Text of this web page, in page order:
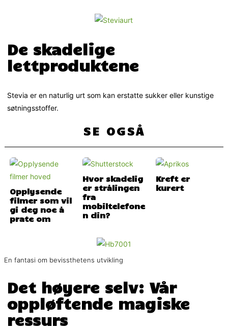
De skadelige
lettproduktene
Stevia er en naturlig urt som kan erstatte sukker eller kunstige
søtningsstoffer.
SE OGSÅ
Opplysende
filmer som vil
gi deg noe å
prate om
Hvor skadelig
er strålingen
fra
mobiltelefone
n din?
Kreft er
kurert
En fantasi om bevissthetens utvikling
Det høyere selv: Vår
oppløftende magiske
ressurs